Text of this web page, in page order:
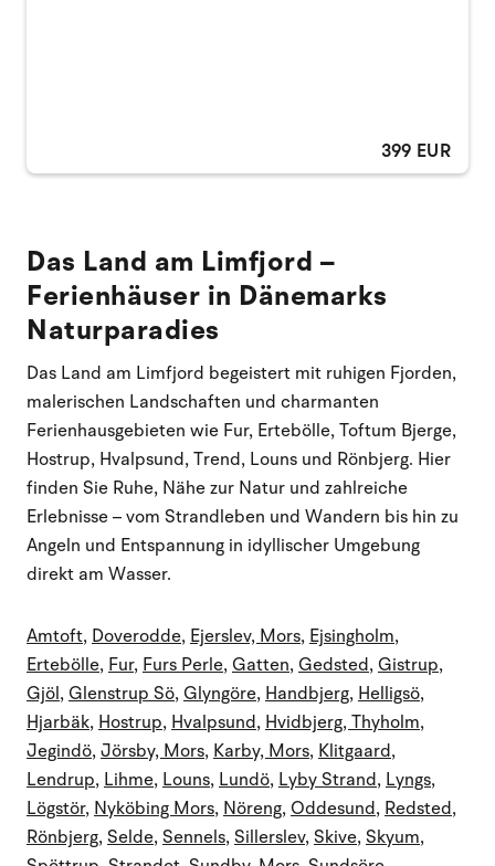
399 EUR
Das Land am Limfjord –
Ferienhäuser in Dänemarks
Naturparadies
Das Land am Limfjord begeistert mit ruhigen Fjorden,
malerischen Landschaften und charmanten
Ferienhausgebieten wie Fur, Ertebölle, Toftum Bjerge,
Hostrup, Hvalpsund, Trend, Louns und Rönbjerg. Hier
finden Sie Ruhe, Nähe zur Natur und zahlreiche
Erlebnisse – vom Strandleben und Wandern bis hin zu
Angeln und Entspannung in idyllischer Umgebung
direkt am Wasser.
Amtoft, Doverodde, Ejerslev, Mors, Ejsingholm,
Ertebölle, Fur, Furs Perle, Gatten, Gedsted, Gistrup,
Gjöl, Glenstrup Sö, Glyngöre, Handbjerg, Helligsö,
Hjarbäk, Hostrup, Hvalpsund, Hvidbjerg, Thyholm,
Jegindö,Jörsby, Mors, Karby, Mors, Klitgaard,
Lendrup, Lihme, Louns, Lundö, Lyby Strand, Lyngs,
Lögstör, Nyköbing Mors, Nöreng, Oddesund, Redsted,
Rönbjerg,Selde,Sennels,Sillerslev,Skive,Skyum,